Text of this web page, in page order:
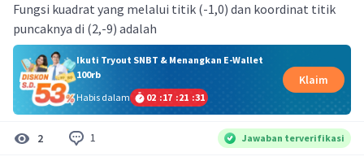
Fungsi kuadrat yang melalui titik (-1,0) dan koordinat titik
puncaknya di (2,-9) adalah
Ikuti Tryout SNBT & Menangkan E-Wallet
100rb
Habis dalam
02 :17 :21 :31
Klaim
2 1 Jawaban terverifikasi